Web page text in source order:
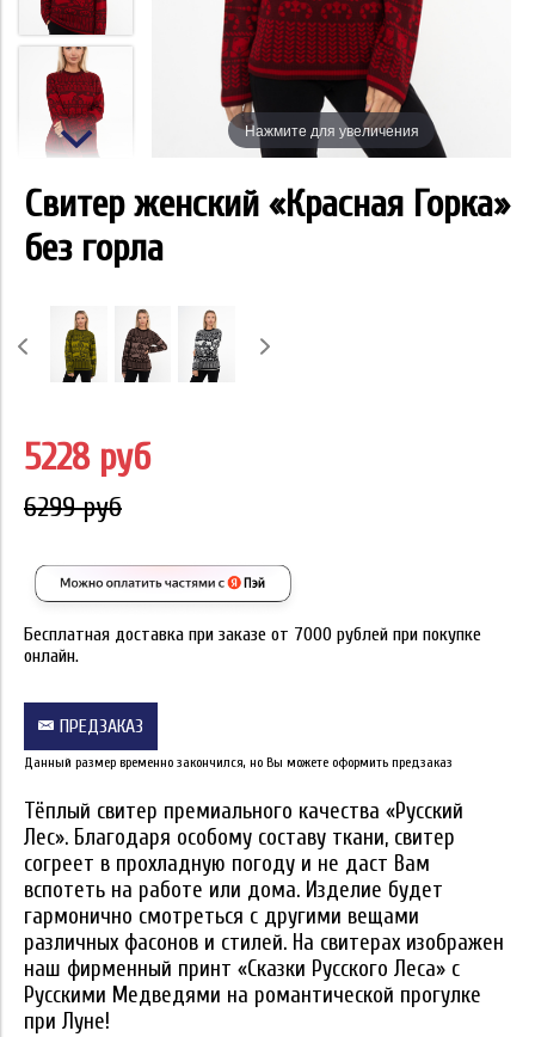
Нажмите для увеличения
Свитер женский «Красная Горка»
без горла
5228 руб
6299 руб
Бесплатная доставка при заказе от 7000 рублей при покупке
онлайн.
ПРЕДЗАКАЗ
Данный размер временно закончился, но Вы можете оформить предзаказ
Тёплый свитер премиального качества «Русский
Лес». Благодаря особому составу ткани, свитер
согреет в прохладную погоду и не даст Вам
вспотеть на работе или дома. Изделие будет
гармонично смотреться с другими вещами
различных фасонов и стилей. На свитерах изображен
наш фирменный принт «Сказки Русского Леса» с
Русскими Медведями на романтической прогулке
при Луне!